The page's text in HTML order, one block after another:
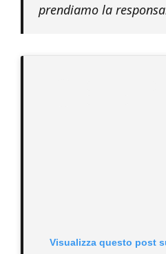
prendiamo la
Visualizza questo post